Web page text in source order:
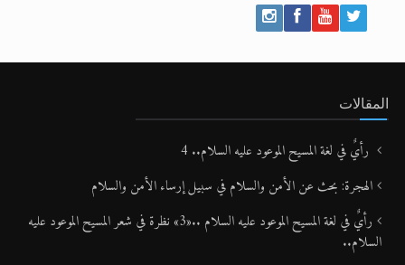
المقالات
رأيٌ في لغة المسيح الموعود عليه السلام.. 4
الهجرة: بحث عن الأمن والسلام في سبيل إرساء الأمن والسلام
رأيٌ في لغة المسيح الموعود عليه السلام ..«3» نظرة في شعر المسيح الموعود عليه
السلام..